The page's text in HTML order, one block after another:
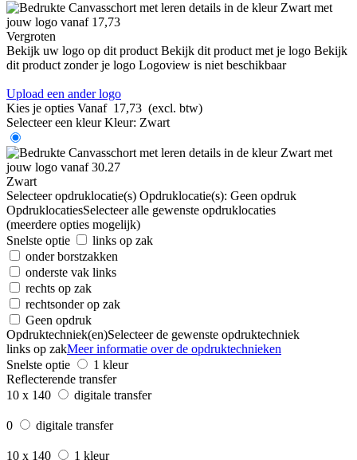
Vergroten
Bekijk uw logo op dit product Bekijk dit product met je logo Bekijk
dit product zonder je logo Logoview is niet beschikbaar
Upload een ander logo
Kies je opties Vanaf 17,73 (excl. btw)
Selecteer een kleur Kleur: Zwart
Zwart
Selecteer opdruklocatie(s) Opdruklocatie(s): Geen opdruk
OpdruklocatiesSelecteer alle gewenste opdruklocaties
(meerdere opties mogelijk)
Snelste optie
links op zak
onder borstzakken
onderste vak links
rechts op zak
rechtsonder op zak
Geen opdruk
Opdruktechniek(en)Selecteer de gewenste opdruktechniek
links op zakMeer informatie over de opdruktechnieken
Snelste optie
1 kleur
Reflecterende transfer
10 x 140
digitale transfer
0 digitale transfer
10 x 140
1 kleur